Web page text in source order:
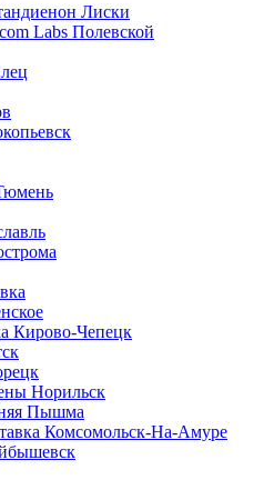
Лиски
Labs Полевской
Кирово-Чепецк
Норильск
Пышма
Комсомольск-На-Амуре